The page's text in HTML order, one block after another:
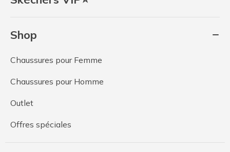
Shop
Chaussures pour Femme
Chaussures pour Homme
Outlet
Offres spéciales